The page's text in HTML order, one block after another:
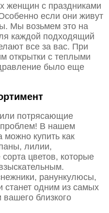
женщин с праздниками
если они живут
Мы возьмем это на
каждой подходящий
все за вас. При
открытки с теплыми
было еще
потрясающие
В нашем
можно купить как
лилии,
цветов, которые
ранункулюсы,
станет одним из самых
близкого